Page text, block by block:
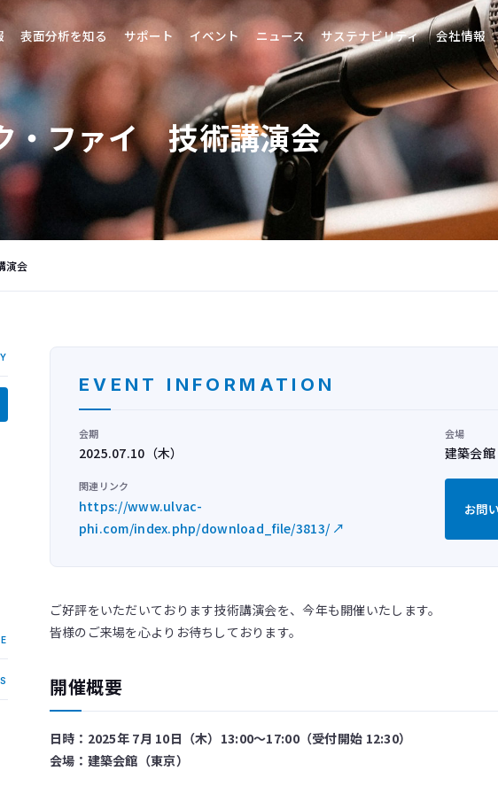
表面分析を知る サポート イベント ニュース サステナビリティ 会社情報
・ファイ 技術講演会
演会
EVENT INFORMATION
会期
2025.07.10（木）
会場
建築会館
関連リンク
https://www.ulvac-
phi.com/index.php/download_file/3813/ ↗
お問
ご好評をいただいております技術講演会を、今年も開催いたします。
皆様のご来場を心よりお待ちしております。
開催概要
日時：2025年 7月 10日（木）13:00～17:00（受付開始 12:30）
会場：建築会館（東京）